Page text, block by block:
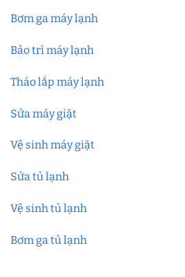
Bơm ga máy lạnh
Bảo trì máy lạnh
Tháo lắp máy lạnh
Sửa máy giặt
Vệ sinh máy giặt
Sửa tủ lạnh
Vệ sinh tủ lạnh
Bơm ga tủ lạnh